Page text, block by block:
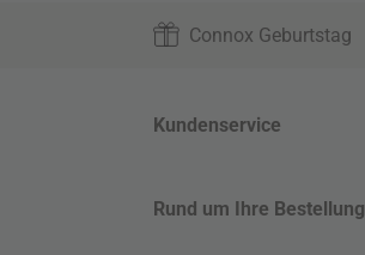
Connox Geburtstag
Kundenservice
Rund um Ihre Bestellung